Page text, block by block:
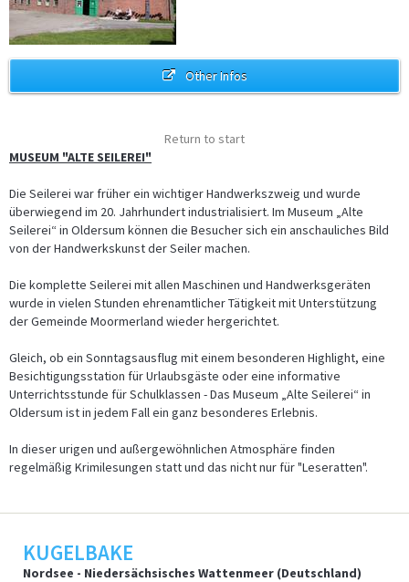
Other Infos
Return to start
MUSEUM "ALTE SEILEREI"
Die Seilerei war früher ein wichtiger Handwerkszweig und wurde
überwiegend im 20. Jahrhundert industrialisiert. Im Museum „Alte
Seilerei“ in Oldersum können die Besucher sich ein anschauliches Bild
von der Handwerkskunst der Seiler machen.
Die komplette Seilerei mit allen Maschinen und Handwerksgeräten
wurde in vielen Stunden ehrenamtlicher Tätigkeit mit Unterstützung
der Gemeinde Moormerland wieder hergerichtet.
Gleich, ob ein Sonntagsausflug mit einem besonderen Highlight, eine
Besichtigungsstation für Urlaubsgäste oder eine informative
Unterrichtsstunde für Schulklassen - Das Museum „Alte Seilerei“ in
Oldersum ist in jedem Fall ein ganz besonderes Erlebnis.
In dieser urigen und außergewöhnlichen Atmosphäre finden
regelmäßig Krimilesungen statt und das nicht nur für "Leseratten".
KUGELBAKE
Nordsee - Niedersächsisches Wattenmeer (Deutschland)